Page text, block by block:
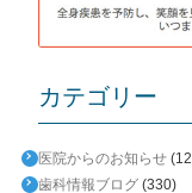
カテゴリー
医院からのお知らせ
歯科情報ブログ (330)